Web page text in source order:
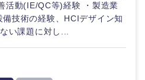
活動(IE/QC等)経験 ・製造業
技術の経験、HCIデザイン知
い課題に対し...